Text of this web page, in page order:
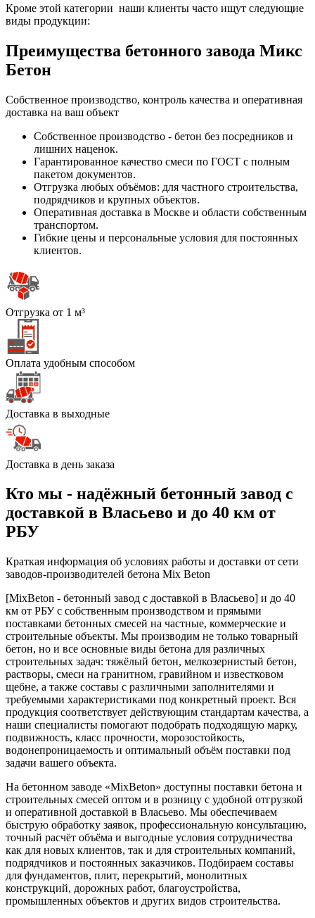
Кроме этой категории наши клиенты часто ищут следующие
виды продукции:
Преимущества бетонного завода Микс
Бетон
Собственное производство, контроль качества и оперативная
доставка на ваш объект
Собственное производство - бетон без посредников и
лишних наценок.
Гарантированное качество смеси по ГОСТ с полным
пакетом документов.
Отгрузка любых объёмов: для частного строительства,
подрядчиков и крупных объектов.
Оперативная доставка в Москве и области собственным
транспортом.
Гибкие цены и персональные условия для постоянных
клиентов.
Отгрузка от 1 м³
Оплата удобным способом
Доставка в выходные
Доставка в день заказа
Кто мы - надёжный бетонный завод с
доставкой в Власьево и до 40 км от
РБУ
Краткая информация об условиях работы и доставки от сети
заводов-производителей бетона Mix Beton
[MixBeton - бетонный завод с доставкой в Власьево] и до 40
км от РБУ с собственным производством и прямыми
поставками бетонных смесей на частные, коммерческие и
строительные объекты. Мы производим не только товарный
бетон, но и все основные виды бетона для различных
строительных задач: тяжёлый бетон, мелкозернистый бетон,
растворы, смеси на гранитном, гравийном и известковом
щебне, а также составы с различными заполнителями и
требуемыми характеристиками под конкретный проект. Вся
продукция соответствует действующим стандартам качества, а
наши специалисты помогают подобрать подходящую марку,
подвижность, класс прочности, морозостойкость,
водонепроницаемость и оптимальный объём поставки под
задачи вашего объекта.
На бетонном заводе «MixBeton» доступны поставки бетона и
строительных смесей оптом и в розницу с удобной отгрузкой
и оперативной доставкой в Власьево. Мы обеспечиваем
быструю обработку заявок, профессиональную консультацию,
точный расчёт объёма и выгодные условия сотрудничества
как для новых клиентов, так и для строительных компаний,
подрядчиков и постоянных заказчиков. Подбираем составы
для фундаментов, плит, перекрытий, монолитных
конструкций, дорожных работ, благоустройства,
промышленных объектов и других видов строительства.